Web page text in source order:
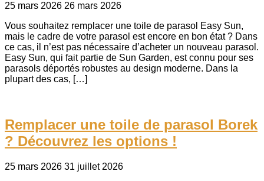
25 mars 2026 26 mars 2026
Vous souhaitez remplacer une toile de parasol Easy Sun,
mais le cadre de votre parasol est encore en bon état ? Dans
ce cas, il n’est pas nécessaire d’acheter un nouveau parasol.
Easy Sun, qui fait partie de Sun Garden, est connu pour ses
parasols déportés robustes au design moderne. Dans la
plupart des cas, […]
Remplacer une toile de parasol Borek
? Découvrez les options !
25 mars 2026 31 juillet 2026